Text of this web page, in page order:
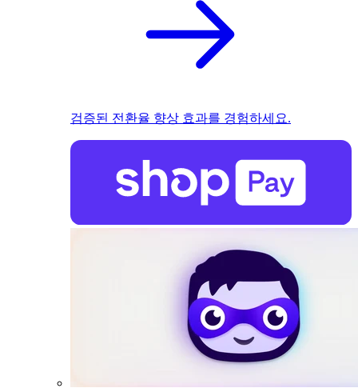
검증된 전환율 향상 효과를 경험하세요.